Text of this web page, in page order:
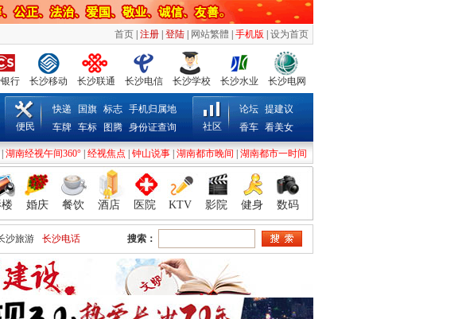
首页 注册 登陆 网站繁體 手机版 设为首页
行 长沙移动 长沙联通 长沙电信 长沙学校 长沙水业 长沙电网
便民
快递 国旗 标志 手机归属地
车牌 车标 图腾 身份证查询 社区
论坛 提建议
香车 看美女
湖南经视午间360° 经视焦点 钟山说事 湖南都市晚间 湖南都市一时间
婚庆 餐饮 酒店 医院 KTV 影院 健身 数码
搜索：
沙旅游 长沙电话